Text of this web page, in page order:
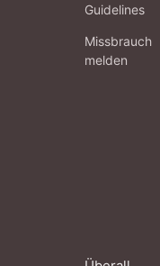
Guidelines
Missbrauch
melden